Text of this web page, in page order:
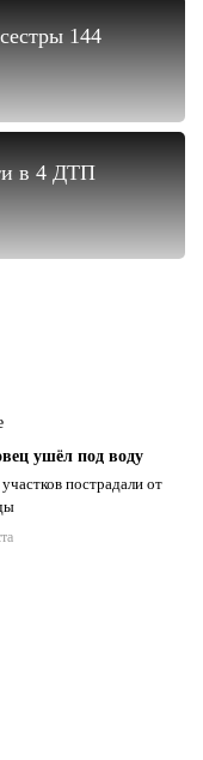
144
в 4 ДТП
ушёл под воду
пострадали от